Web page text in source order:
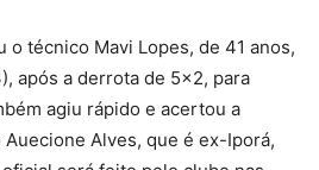
o técnico Mavi Lopes, de 41 anos,
após a derrota de 5×2, para
agiu rápido e acertou a
Alves, que é ex-Iporá,